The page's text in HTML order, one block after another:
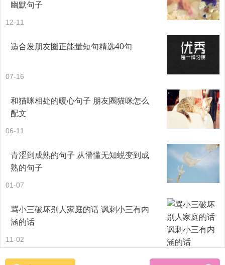
23、温柔的小猫也是会发疯呢，发疯的猫就是疯猫，疯猫可
24、我想成为你怀里的猫，可是你没有猫，我也不是猫。
25、猫敬我一尺，我敬猫一丈。
26、鱼爱上了岸上的猫，猫吃了跃出的鱼，河水却为此流干
27、我和我的猫都很想你，可我只有猫 没有你。 我和我的
幽默句子
12-11
适合发朋友圈正能量短句精选40句
07-16
和猫咪相处的暖心句子 朋友圈猫咪怎么
配文
06-11
青涩到成熟的句子 从懵懂无知蜕变到成
熟的句子
01-07
骂小三破坏别人家庭的话 讽刺小三有内
涵的话
11-02